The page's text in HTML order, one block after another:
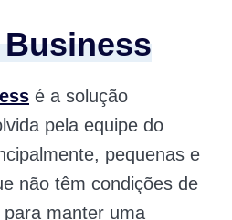
é a solução
pela equipe do
pequenas e
não têm condições de
manter uma